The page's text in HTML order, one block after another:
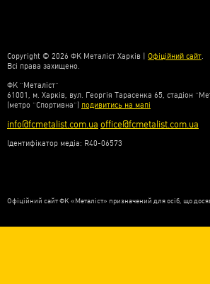
Copyright © 2026 ФК Металіст Харків | Офіційний сайт.
Всі права захищено.
ФК “Металіст”
61001, м. Харків, вул. Георгія Тарасенка 65, стадіон
(метро “Спортивна”) подивитись на мапі
info@fcmetalist.com.ua office@fcmetalist.com.ua
Ідентифікатор медіа: R40-06573
Офіційний сайт ФК «Металіст» призначений для осіб, що